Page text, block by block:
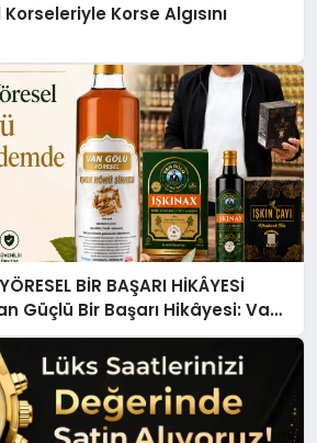
Korse Algısını
BİR BAŞARI HİKÂYESİ
Güçlü Bir Başarı Hikâyesi: Van
Kökü Sirkesi